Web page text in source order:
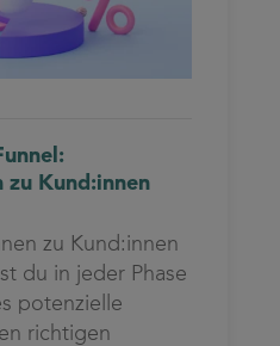
zu Kund:innen
zu Kund:innen
du in jeder Phase
potenzielle
richtigen